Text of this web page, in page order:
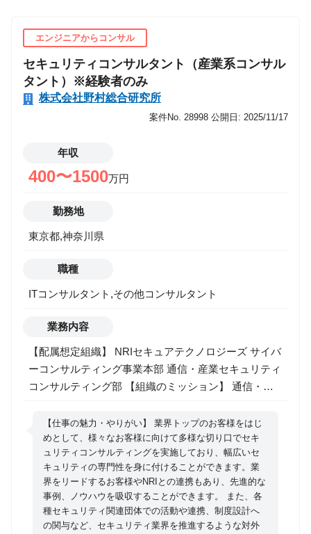
【具体的な職務内容】 自動車、IoT業界の脅威インテ
から顧客報告まで幅広い範囲で参画いただきます。 ・
日次での脅威・脆弱性情報の調査分析（深掘り調査・
PoC作成・攻撃シナリオ再現） ・セキュリティカンフ
ァレンス、ニュース記事、技術ブログの技術的な詳細
言・レポート作成 ・顧客や業界向けの勉強会やワーク
ショップの開催 ・蓄積した知見（脆弱性、業界動向）
ョン提案 【携わるビジネス・サービス・テーマ】
職種は、NRIグループの一員であるNRIセキュアテク
ノロジーズ経由でNDIASに出向していただく形になり
ますが、野村総合研究所と同じ待遇となります。
エンジニアからコンサル
セキュリティコンサルタント（産業系コンサル
タント）※経験者のみ
株式会社野村総合研究所
案件No. 28998 公開日: 2025/11/17
年収
400〜1500万円
勤務地
東京都,神奈川県
職種
ITコンサルタント,その他コンサルタント
業務内容
【配属想定組織】 NRIセキュアテクノロジーズ サイバ
ーコンサルティング事業本部 通信・産業セキュリティ
コンサルティング部 【組織のミッション】 通信・産
のグローバル製造、運輸、情報・通信、サービス業を
はじめとした幅広い顧客ニーズへの柔軟な対応、顧客
業種に応じたナレッジの集約・高度化を図るととも
に、顧客の未来・潜在ニーズを志向し、NRIとの共創
によるサービス創発を推進しています。 サプライチェ
ーンセキュリティ、サイバーセキュリティデューデリ
ジェンス、防衛など業種に応じたサービスの開発・提
【仕事の魅力・やりがい】 業界トップのお客様をはじ
めとして、様々なお客様に向けて多様な切り口でセキ
ュリティコンサルティングを実施しており、幅広いセ
キュリティの専門性を身に付けることができます。業
界をリードするお客様やNRIとの連携もあり、先進的な
事例、ノウハウを吸収することができます。 また、各
種セキュリティ関連団体での活動や連携、制度設計へ
の関与など、セキュリティ業界を推進するような対外